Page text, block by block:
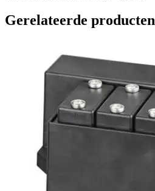
Gerelateerde producten